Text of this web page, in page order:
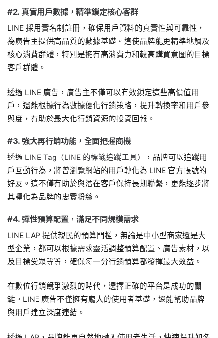
#2. 真實用戶數據，精準鎖定核心客群
LINE 採用實名制註冊，確保用戶資料的真實性與可靠性，
為廣告主提供高品質的數據基礎。這使品牌能更精準地觸及
核心消費群體，特別是擁有高消費力和較高購買意圖的目標
客戶群體。
透過 LINE 廣告，廣告主不僅可以有效鎖定這些高價值用
戶，還能根據行為數據優化行銷策略，提升轉換率和用戶參
與度，有助於最大化行銷資源的投資回報。
#3. 強大再行銷功能，全面把握商機
透過 LINE Tag（LINE 的標籤追蹤工具）
，品牌可以追蹤用
戶互動行為，將曾瀏覽網站的用戶轉化為 LINE 官方帳號的
好友。這不僅有助於與潛在客戶保持長期聯繫，更能逐步將
其轉化為品牌的忠實粉絲。
#4. 彈性預算配置，滿足不同規模需求
LINE LAP 提供親民的預算門檻，無論是中小型商家還是大
型企業，都可以根據需求靈活調整預算配置、廣告素材，以
及目標受眾等等，確保每一分行銷預算都發揮最大效益。
在數位行銷競爭激烈的時代，選擇正確的平台是成功的關
鍵。LINE 廣告不僅擁有龐大的使用者基礎，還能幫助品牌
與用戶建立深度連結。